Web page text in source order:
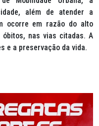
além de atender a
ocorre em razão do alto
nas vias citadas. A
e a preservação da vida.